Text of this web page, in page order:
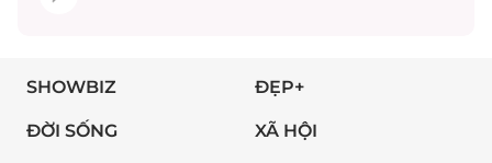
SHOWBIZ ĐẸP+
ĐỜI SỐNG XÃ HỘI